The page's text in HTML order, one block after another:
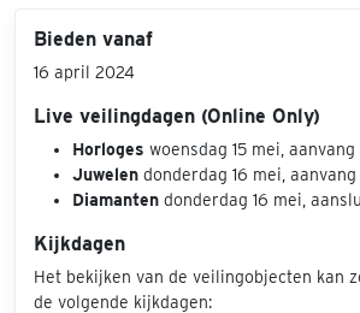
Bieden vanaf
16 april 2024
Live veilingdagen (Online Only)
Horloges woensdag 15 mei,
Juwelen donderdag 16 mei,
Diamanten donderdag 16 mei,
Kijkdagen
Het bekijken van de veilingobjecten kan
de volgende kijkdagen: